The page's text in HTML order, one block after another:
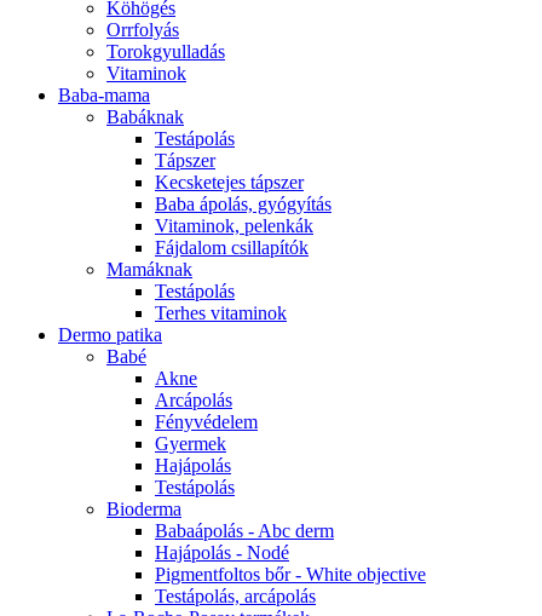
Köhögés
Orrfolyás
Torokgyulladás
Vitaminok
Baba-mama
Babáknak
Testápolás
Tápszer
Kecsketejes tápszer
Baba ápolás, gyógyítás
Vitaminok, pelenkák
Fájdalom csillapítók
Mamáknak
Testápolás
Terhes vitaminok
Dermo patika
Babé
Akne
Arcápolás
Fényvédelem
Gyermek
Hajápolás
Testápolás
Bioderma
Babaápolás - Abc derm
Hajápolás - Nodé
Pigmentfoltos bőr - White objective
Testápolás, arcápolás